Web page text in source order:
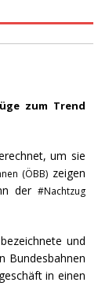
zum Trend
um sie
(ÖBB) zeigen
der #Nachtzug
und
Bundesbahnen
in einen